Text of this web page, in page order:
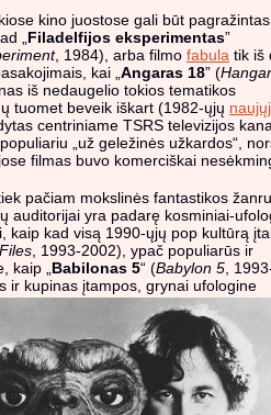
kino juostose gali būt pagražintas
„Filadelfijos eksperimentas”
, 1984), arba filmo fabula tik iš
kai „Angaras 18” (
iš nedaugelio tokios tematikos
tuomet beveik iškart (1982-ųjų
centriniame TSRS televizijos
„už geležinės užkardos“,
filmas buvo komerciškai
pačiam mokslinės fantastikos
auditorijai yra padarę kosminiai-
kaip kad visą 1990-ųjų pop kultūrą
, 1993-2002), ypač populiarūs ir
kaip „ Babilonas 5“ (Babylon 5 ,
ir kupinas įtampos, grynai ufologine